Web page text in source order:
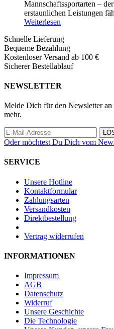
Mannschaftssportarten –
erstaunlichen Leistungen
Weiterlesen
Schnelle Lieferung
Bequeme Bezahlung
Kostenloser Versand ab 100 €
Sicherer Bestellablauf
NEWSLETTER
Melde Dich für den Newsletter an
mehr.
Oder möchtest Du Dich vom
SERVICE
Unsere Hotline
Kontaktformular
Zahlungsarten
Versandkosten
Direktbestellung
Vertrag widerrufen
INFORMATIONEN
Impressum
AGB
Datenschutz
Widerruf
Unsere Geschichte
Die Technologie